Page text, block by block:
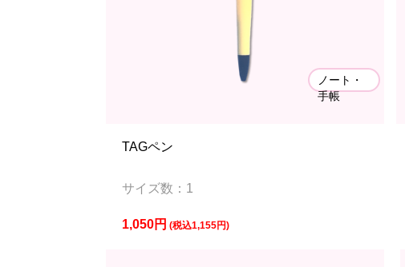
TAGペン
サイズ数：1
ノート・
手帳
1,050円 (税込1,155円)